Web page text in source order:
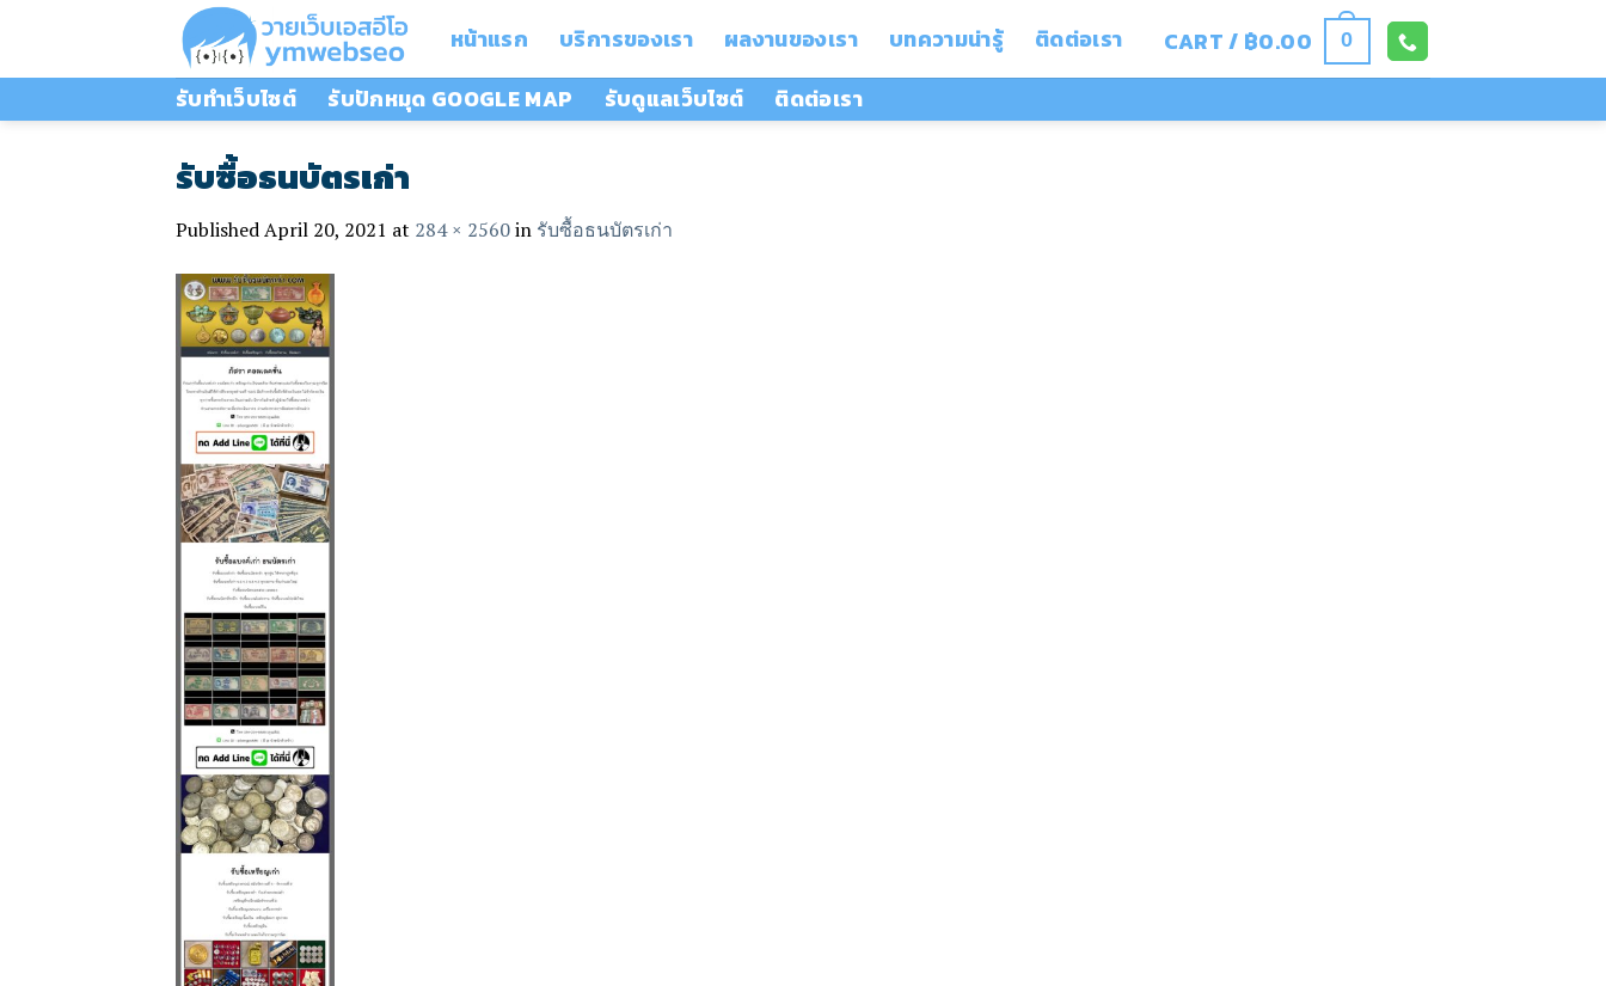
content
หน้าแรก บริการของเรา ผลงานของเรา บทความน่ารู้ ติดต่อเรา CART / ฿0.00 0
รับทำเว็บไซต์ รับปักหมุด GOOGLE MAP รับดูแลเว็บไซต์ ติดต่อเรา
รับซื้อธนบัตรเก่า
PublishedApril 20, 2021 at 284 × 2560in รับซื้อธนบัตรเก่า